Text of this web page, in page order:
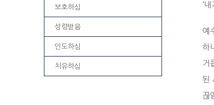
‘
예
하
거
된
끊
보호하심
성령받음
인도하심
치유하심